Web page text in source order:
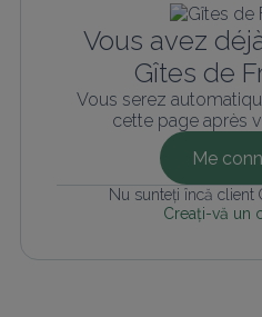
Vous avez
Gîtes de
Vous serez
cette page après
Me
Nu sunteți încă client
Creați-vă un